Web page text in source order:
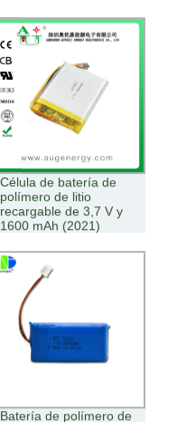
Célula de batería de
polímero de litio
recargable de 3,7 V y
1600 mAh (2021)
Batería de polímero de